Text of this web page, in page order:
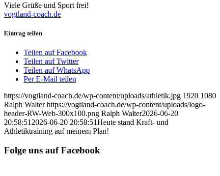
Viele Grüße und Sport frei!
vogtland-coach.de
Eintrag teilen
Teilen auf Facebook
Teilen auf Twitter
Teilen auf WhatsApp
Per E-Mail teilen
https://vogtland-coach.de/wp-content/uploads/athletik.jpg 1920 1080
Ralph Walter https://vogtland-coach.de/wp-content/uploads/logo-
header-RW-Web-300x100.png Ralph Walter2026-06-20
20:58:51 2026-06-20 20:58:51Heute stand Kraft- und
Athletiktraining auf meinem Plan!
Folge uns auf Facebook